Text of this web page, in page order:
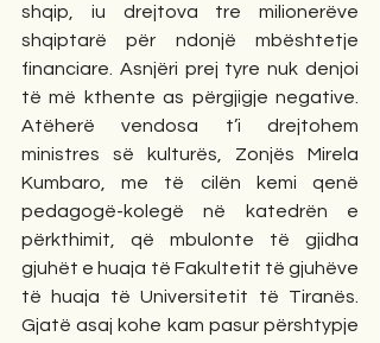
shqip, iu drejtova tre milionerëve
shqiptarë për ndonjë mbështetje
financiare. Asnjëri prej tyre nuk denjoi
të më kthente as përgjigje negative.
Atëherë vendosa t’i drejtohem
ministres së kulturës, Zonjës Mirela
Kumbaro, me të cilën kemi qenë
pedagogë-kolegë në katedrën e
përkthimit, që mbulonte të gjidha
gjuhët e huaja të Fakultetit të gjuhëve
të huaja të Universitetit të Tiranës.
Gjatë asaj kohe kam pasur përshtypje